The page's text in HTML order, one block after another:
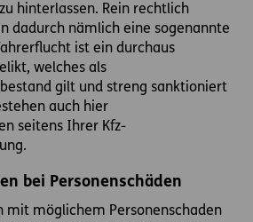
hinterlassen. Rein rechtlich
dadurch nämlich eine sogenannte
ist ein durchaus
welches als
gilt und streng sanktioniert
auch hier
seitens Ihrer Kfz-
bei Personenschäden
mit möglichem Personenschaden